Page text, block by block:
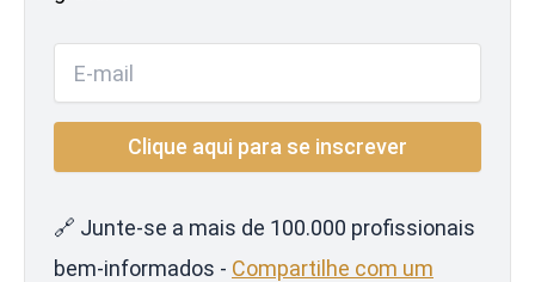
🔗 Junte-se a mais de 100.000 profissionais
bem-informados - Compartilhe com um